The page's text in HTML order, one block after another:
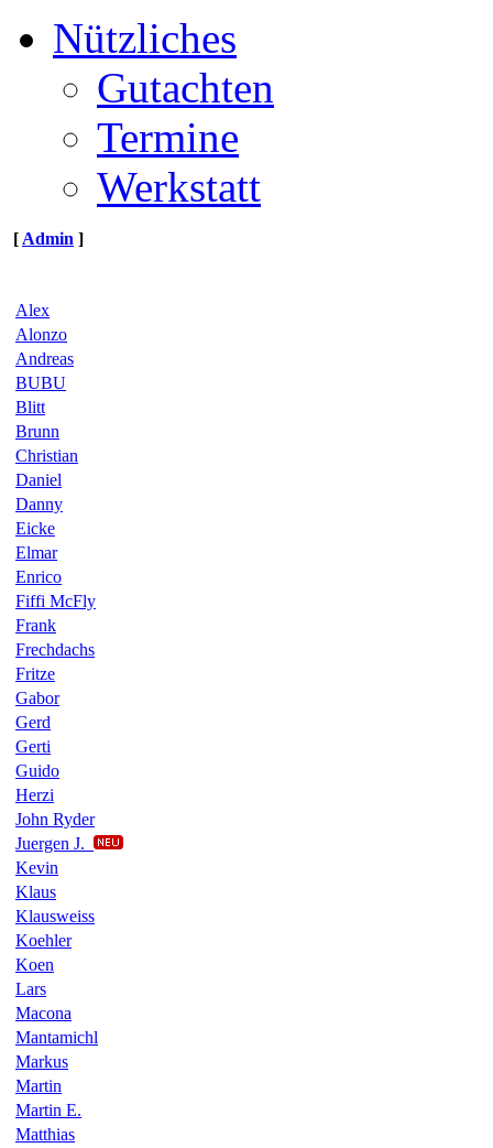
Nützliches
Gutachten
Termine
Werkstatt
[ Admin ]
Alex
Alonzo
Andreas
BUBU
Blitt
Brunn
Christian
Daniel
Danny
Eicke
Elmar
Enrico
Fiffi McFly
Frank
Frechdachs
Fritze
Gabor
Gerd
Gerti
Guido
Herzi
John Ryder
Juergen J.
Kevin
Klaus
Klausweiss
Koehler
Koen
Lars
Macona
Mantamichl
Markus
Martin
Martin E.
Matthias